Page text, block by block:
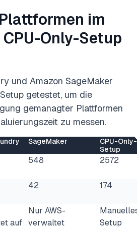
im
Only-Setup
und Amazon SageMaker
getestet, um die
gemanagter Plattformen
zu messen.
SageMaker
CPU-Only-
Setup
548 2572
42 174
auf
Nur AWS-
verwaltet
Setup